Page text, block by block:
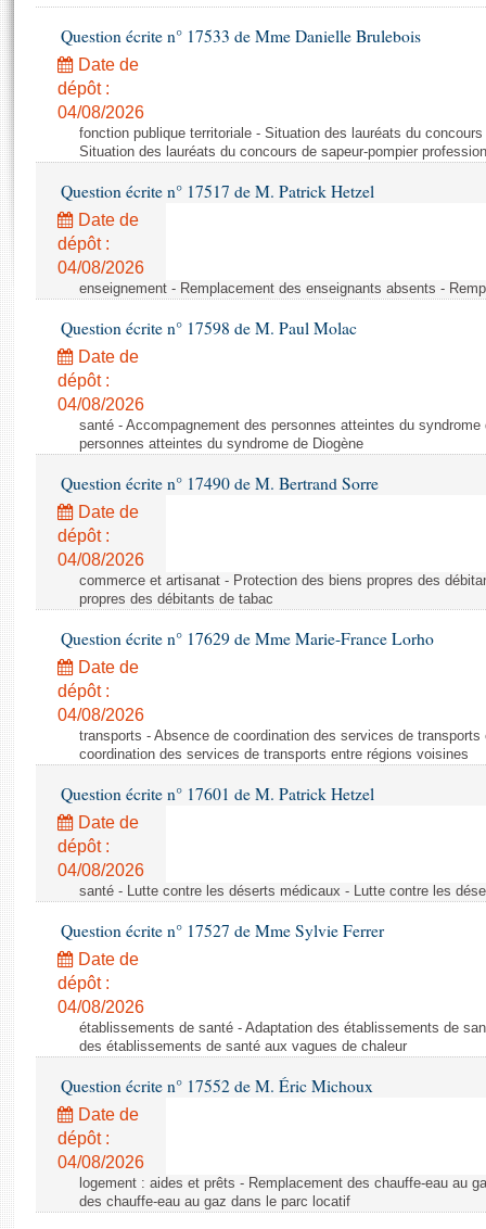
Projets de loi
Propositions de loi
Amendements
Textes adoptés
Rapports législatifs
Rapports sur l'application des lois
Baromètre de l’application des lois
Dossiers législatifs
Budget et sécurité sociale
Questions écrites et orales
Comptes rendus des débats
Histoire
Juniors
Anciennes législatures
Contacts et plan d'accès
Photos libres de droit
Question écrite n° 17533 de Mme Danielle Brulebois
Date de
dépôt :
04/08/2026
fonction publique territoriale - Situation des lauréats du
Situation des lauréats du concours de sapeur-pompier
Question écrite n° 17517 de M. Patrick Hetzel
Date de
dépôt :
04/08/2026
enseignement - Remplacement des enseignants absents -
Question écrite n° 17598 de M. Paul Molac
Date de
dépôt :
04/08/2026
santé - Accompagnement des personnes atteintes du
personnes atteintes du syndrome de Diogène
Question écrite n° 17490 de M. Bertrand Sorre
Date de
dépôt :
04/08/2026
commerce et artisanat - Protection des biens propres des
propres des débitants de tabac
Question écrite n° 17629 de Mme Marie-France Lorho
Date de
dépôt :
04/08/2026
transports - Absence de coordination des services de
coordination des services de transports entre régions voisines
Question écrite n° 17601 de M. Patrick Hetzel
Date de
dépôt :
04/08/2026
santé - Lutte contre les déserts médicaux - Lutte contre les
Question écrite n° 17527 de Mme Sylvie Ferrer
Date de
dépôt :
04/08/2026
établissements de santé - Adaptation des établissements de
des établissements de santé aux vagues de chaleur
Question écrite n° 17552 de M. Éric Michoux
Date de
dépôt :
04/08/2026
logement : aides et prêts - Remplacement des chauffe-eau au
des chauffe-eau au gaz dans le parc locatif